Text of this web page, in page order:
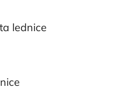
lednice